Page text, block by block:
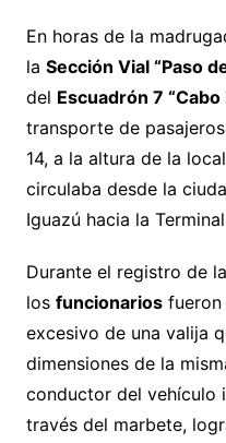
En horas de la
la Sección Vial “Paso
del Escuadrón 7
transporte de
14, a la altura de la
circulaba desde la
Iguazú hacia la
Durante el registro de
los funcionariosfueron
excesivo de una valija
dimensiones de la
conductor del vehículo
través del marbete,